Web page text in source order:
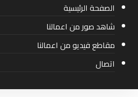
الصفحة الرئيسية
شاهد صور من اعمالنا
مقاطع فيديو من اعمالنا
اتصال